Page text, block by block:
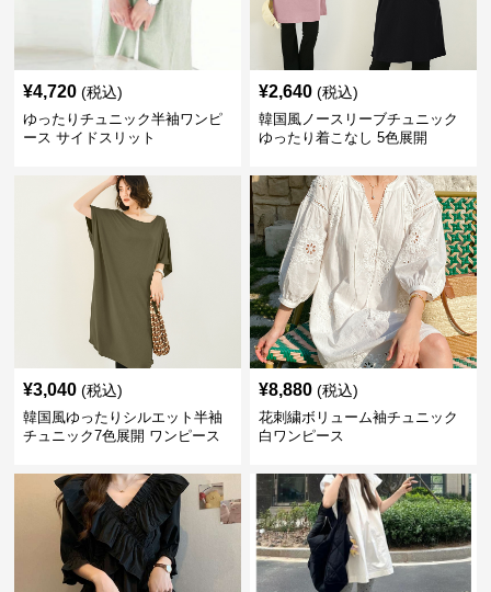
¥4,720 (税込)
ゆったりチュニック半袖ワンピ
ース サイドスリット
¥2,640 (税込)
韓国風ノースリーブチュニック
ゆったり着こなし 5色展開
¥3,040 (税込)
韓国風ゆったりシルエット半袖
チュニック7色展開 ワンピース
¥8,880 (税込)
花刺繍ボリューム袖チュニック
白ワンピース